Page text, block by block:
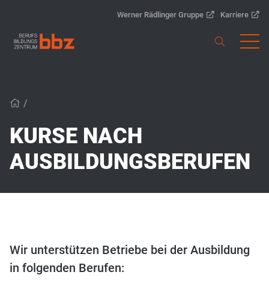
Werner Rädlinger Gruppe Karriere
/
KURSE NACH
AUSBILDUNGSBERUFEN
Wir unterstützen Betriebe bei der Ausbildung
in folgenden Berufen: